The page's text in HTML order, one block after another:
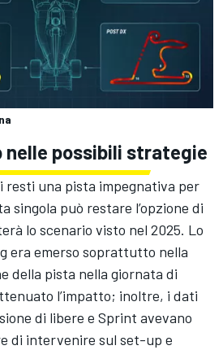
nelle possibili strategie
resti una pista impegnativa per
singola può restare l’opzione di
lo scenario visto nel 2025. Lo
era emerso soprattutto nella
della pista nella giornata di
l’impatto; inoltre, i dati
di libere e Sprint avevano
di intervenire sul set-up e